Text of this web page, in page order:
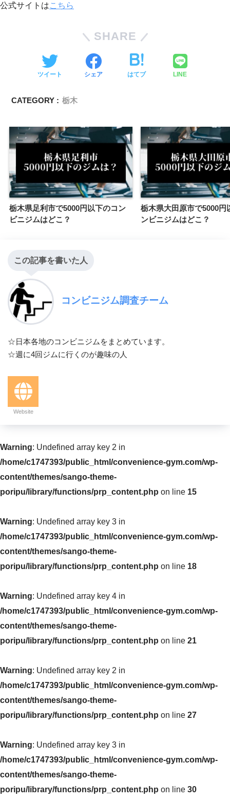
公式サイトはこちら
SHARE
ツイート シェア はてブ LINE
CATEGORY : 栃木
栃木県足利市で5000円以下のコン
ビニジムはどこ？
栃木県大田原市で5000円
ンビニジムはどこ？
この記事を書いた人
コンビニジム調査チーム
☆日本各地のコンビニジムをまとめています。
☆週に4回ジムに行くのが趣味の人
Website
Warning: Undefined array key 2 in
/home/c1747393/public_html/convenience-gym.com/wp-
content/themes/sango-theme-
poripu/library/functions/prp_content.php on line 15
Warning: Undefined array key 3 in
/home/c1747393/public_html/convenience-gym.com/wp-
content/themes/sango-theme-
poripu/library/functions/prp_content.php on line 18
Warning: Undefined array key 4 in
/home/c1747393/public_html/convenience-gym.com/wp-
content/themes/sango-theme-
poripu/library/functions/prp_content.php on line 21
Warning: Undefined array key 2 in
/home/c1747393/public_html/convenience-gym.com/wp-
content/themes/sango-theme-
poripu/library/functions/prp_content.php on line 27
Warning: Undefined array key 3 in
/home/c1747393/public_html/convenience-gym.com/wp-
content/themes/sango-theme-
poripu/library/functions/prp_content.php on line 30